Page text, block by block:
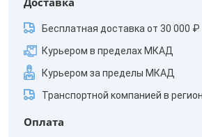
Бесплатная доставка от 30 000
Курьером в пределах МКАД
Курьером за пределы МКАД
Транспортной компанией в
Оплата